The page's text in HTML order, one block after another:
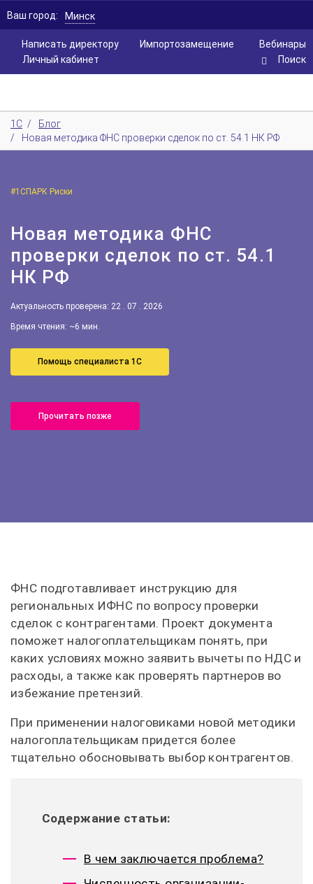
Написать директору Вебинары
Импортозамещение
Личный кабинет
Ваш город: Минск
Поиск
1С /
Блог
/
Новая методика ФНС проверки сделок по ст. 54.1 НК РФ
#1СПАРК Риски
Новая методика ФНС
проверки сделок по ст. 54.1
НК РФ
Время чтения: ~6 мин.
Актуальность проверена: 22 . 07 . 2026
Помощь специалиста 1С
Прочитать позже
ФНС подготавливает инструкцию для
региональных ИФНС по вопросу проверки
сделок с контрагентами. Проект документа
поможет налогоплательщикам понять, при
каких условиях можно заявить вычеты по НДС и
расходы, а также как проверять партнеров во
избежание претензий.
При применении налоговиками новой методики
налогоплательщикам придется более
тщательно обосновывать выбор контрагентов.
Содержание статьи:
В чем заключается проблема?